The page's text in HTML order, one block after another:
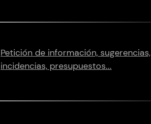
Petición de información, sugerencias,
incidencias, presupuestos...